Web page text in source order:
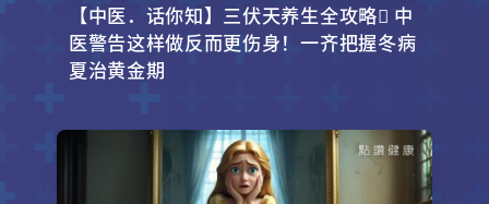
【中医．话你知】三伏天养生全攻略 中
医警告这样做反而更伤身！一齐把握冬病
夏治黄金期